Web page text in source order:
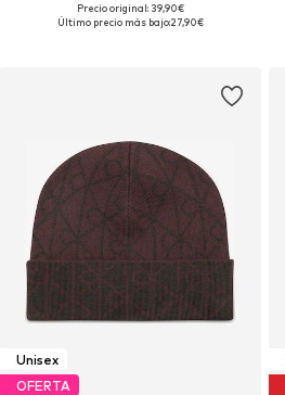
Tallas disponibles: 55-60
Precio original: 39,90€
Último precio más bajo:27,90€
Unisex
OFERTA